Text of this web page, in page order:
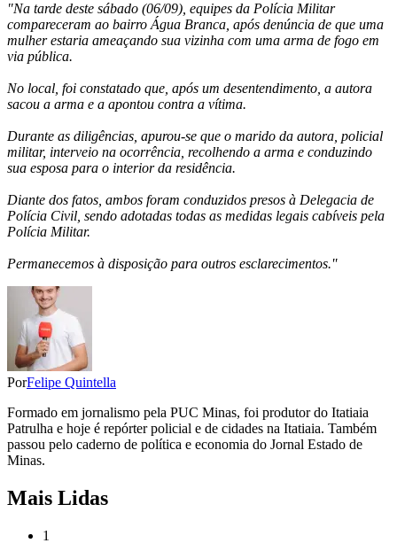
"Na tarde deste sábado (06/09), equipes da Polícia Militar
compareceram ao bairro Água Branca, após denúncia de que uma
mulher estaria ameaçando sua vizinha com uma arma de fogo em
via pública.
No local, foi constatado que, após um desentendimento, a autora
sacou a arma e a apontou contra a vítima.
Durante as diligências, apurou-se que o marido da autora, policial
militar, interveio na ocorrência, recolhendo a arma e conduzindo
sua esposa para o interior da residência.
Diante dos fatos, ambos foram conduzidos presos à Delegacia de
Polícia Civil, sendo adotadas todas as medidas legais cabíveis pela
Polícia Militar.
Permanecemos à disposição para outros esclarecimentos.''
PorFelipe Quintella
Formado em jornalismo pela PUC Minas, foi produtor do Itatiaia
Patrulha e hoje é repórter policial e de cidades na Itatiaia. Também
passou pelo caderno de política e economia do Jornal Estado de
Minas.
Mais Lidas
1